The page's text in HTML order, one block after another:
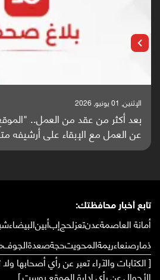
الإثنين, 25 مايو, 2026
باحثون من اليمن يدخلون سباق
واعدة منشورة عالميا (ترجمة)
تابع أخبار محافظتك:
أمانة العاصمةعدنتعزلحجإبأبينالبيضاء
ذمارصنعاءريمةالمحويتحجةصعدةالجوف
[ الكتابات والآراء تعبر عن رأي أصحابها
الأحوال عن رأي إدارة الموقع بوست ]